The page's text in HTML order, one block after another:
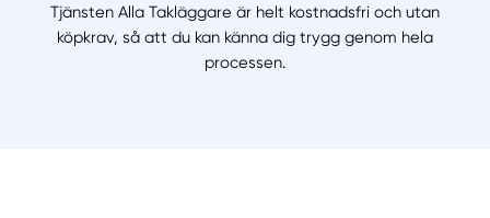
Tjänsten Alla Takläggare är helt kostnadsfri och utan
köpkrav, så att du kan känna dig trygg genom hela
processen.